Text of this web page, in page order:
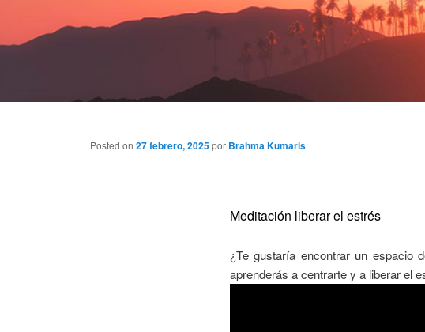
Meditación liberar el estrés
Posted on 27 febrero, 2025 por Brahma Kumaris
¿Te gustaría encontrar un espacio
aprenderás a centrarte y a liberar el